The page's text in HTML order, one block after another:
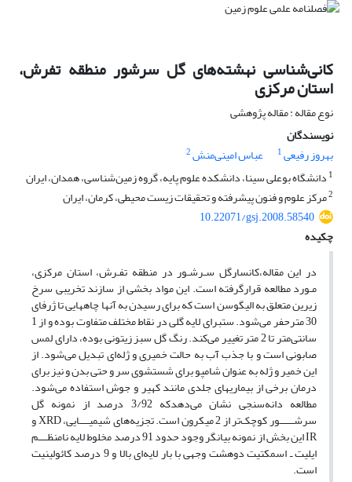
کانی‌شناسی نهشته‌های گل سرشور منطقه تفرش،
استان مرکزی
نوع مقاله : مقاله پژوهشی
نویسندگان
بهروز رفیعی1 عباس امینی‌منش2
1 دانشگاه بوعلی سینا، دانشکده علوم پایه، گروه زمین‌شناسی، همدان، ایران
2مرکز علوم و فنون پیشرفته و تحقیقات زیست محیطی، کرمان، ایران
10.22071/gsj.2008.58540
چکیده
در این مقاله‌،کانسارگل سـرشـور در منطقه تفـرش، استان مرکزی،
مـورد مطالعه قرارگرفته است. این مواد بخشی از سازند تخریبی سرخ
زیرین متعلق به الیگوسن است که برای رسیدن به آنها چاههایی تا ژرفای
30 مترحفر می‌شود. ستبرای لایه گلی در نقاط مختلف متفاوت بوده و از 1
سانتی‌متر تا 2 متر تغییر می‌کند. رنگ گل سبز زیتونی بوده، دارای لمس
صابونی است و با جذب آب به حالت خمیری و ژله‌ای تبدیل می‌شود. از
این خمیر و ژله به عنوان شامپو برای شستشوی سر و حتی بدن و نیز برای
درمان برخی از بیماریهای جلدی مانند کهیر و جوش استفاده می‌شود.
مطالعه دانه‌سنجی نشان می‌دهدکه 3/92 درصد از نمونه گل
سرشــــــور کوچک‌تر از 2 میکرون است. تجزیه‌های شیمیــــایی، XRD و
IR این بخش از نمونه بیانگر وجود حدود 91 درصد مخلوط لایه نامنظــــم
ایلیت ـ اسمکتیت دوهشت وجهی با بار لایه‌ای بالا و 9 درصد کائولینیت
است.